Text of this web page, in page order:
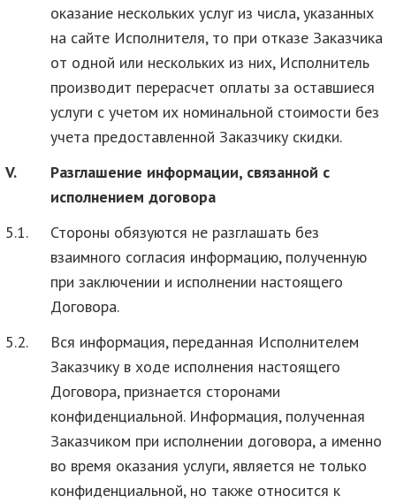
оказание нескольких услуг из числа, указанных
на сайте Исполнителя, то при отказе Заказчика
от одной или нескольких из них, Исполнитель
производит перерасчет оплаты за оставшиеся
услуги с учетом их номинальной стоимости без
учета предоставленной Заказчику скидки.
V.
Разглашение информации, связанной с
исполнением договора
5.1.
Стороны обязуются не разглашать без
взаимного согласия информацию, полученную
при заключении и исполнении настоящего
Договора.
5.2.
Вся информация, переданная Исполнителем
Заказчику в ходе исполнения настоящего
Договора, признается сторонами
конфиденциальной. Информация, полученная
Заказчиком при исполнении договора, а именно
во время оказания услуги, является не только
конфиденциальной, но также относится к